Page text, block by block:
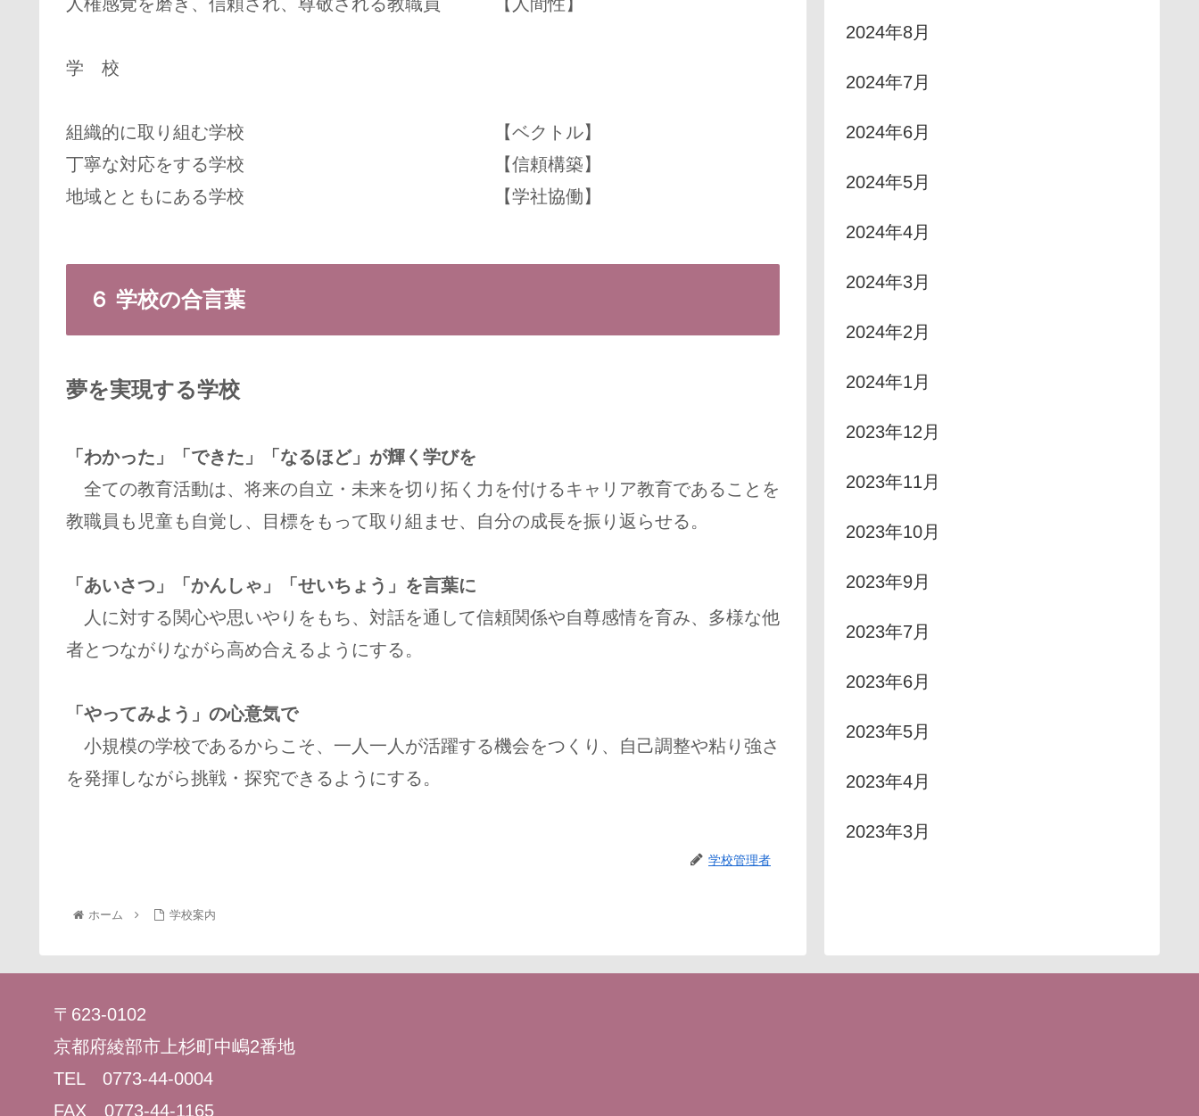
学 校
組織的に取り組む学校 【ベクトル】
丁寧な対応をする学校 【信頼構築】
地域とともにある学校 【学社協働】
６ 学校の合言葉
夢を実現する学校
「わかった」「できた」「なるほど」が輝く学びを
全ての教育活動は、将来の自立・未来を切り拓く力を付けるキャリア教育であることを
教職員も児童も自覚し、目標をもって取り組ませ、自分の成長を振り返らせる。
「あいさつ」「かんしゃ」「せいちょう」を言葉に
人に対する関心や思いやりをもち、対話を通して信頼関係や自尊感情を育み、多様な他
者とつながりながら高め合えるようにする。
「やってみよう」の心意気で
小規模の学校であるからこそ、一人一人が活躍する機会をつくり、自己調整や粘り強さ
を発揮しながら挑戦・探究できるようにする。
学校管理者
ホーム 学校案内
2024年8月
2024年7月
2024年6月
2024年5月
2024年4月
2024年3月
2024年2月
2024年1月
2023年12月
2023年11月
2023年10月
2023年9月
2023年7月
2023年6月
2023年5月
2023年4月
2023年3月
〒623-0102
京都府綾部市上杉町中嶋2番地
TEL 0773-44-0004
FAX 0773-44-1165